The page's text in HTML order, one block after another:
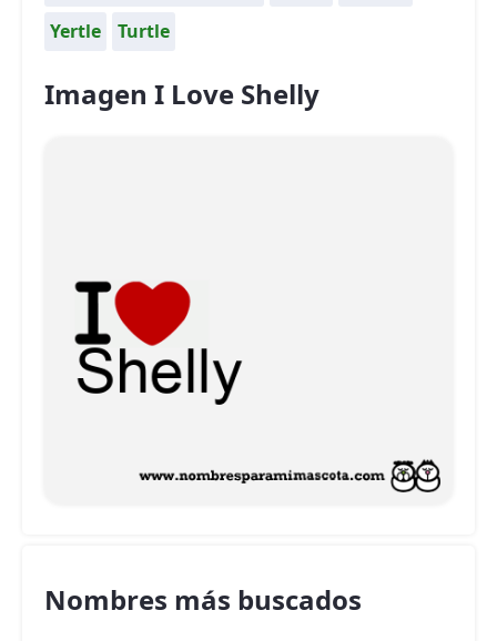
Yertle
Turtle
Imagen I Love Shelly
Nombres más buscados